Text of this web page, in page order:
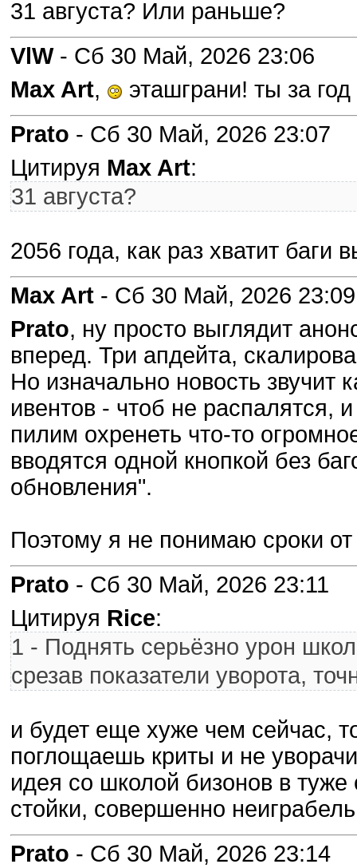
31 августа? Или раньше?
VlW- Сб 30 Май, 2026 23:06
Max Art,
эташграни! ты за
Prato - Сб 30 Май, 2026 23:07
Цитируя Max Art:
31 августа?
2056 года, как раз хватит баги
Max Art - Сб 30 Май, 2026 23:09
Prato, ну просто выглядит
вперед. Три апдейта,
Но изначально новость звучит
ивентов - чтоб не распалятся,
пилим охренеть что-то
вводятся одной кнопкой без
обновления".
Поэтому я не понимаю сроки
Prato - Сб 30 Май, 2026 23:11
Цитируя Rice:
1 - Поднять серьёзно урон
срезав показатели уворота,
и будет еще хуже чем сейчас,
поглощаешь криты и не
идея со школой бизонов в туже
стойки, совершенно
Prato - Сб 30 Май, 2026 23:14